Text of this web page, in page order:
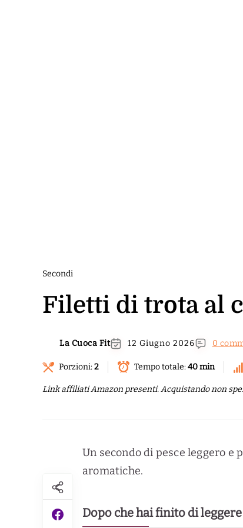
Secondi
Filetti di trota al
La Cuoca Fit 12 Giugno 2026 0
Porzioni:2 Tempo totale:40 min
Link affiliati Amazon presenti. Acquistando non
Un secondo di pesce leggero
aromatiche.
Dopo che hai finito di